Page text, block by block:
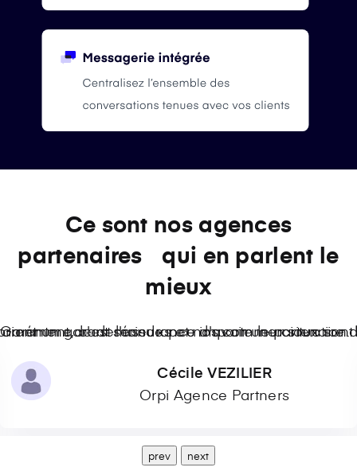
Ce sont nos agences
partenaires qui en parlent le
mieux
de demandes et nos commerciaux
un garant sérieux peu importe leur
Garantme, c'est l'assurance d'avoir un partenaire
Cécile VEZILIER
Orpi Agence Partners
prev next